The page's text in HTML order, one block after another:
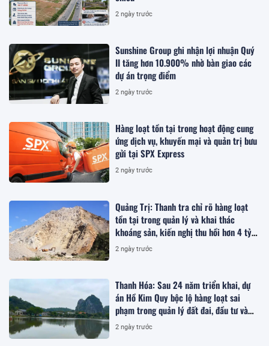
2 ngày trước
Sunshine Group ghi nhận lợi nhuận Quý
II tăng hơn 10.900% nhờ bàn giao các
dự án trọng điểm
2 ngày trước
Hàng loạt tồn tại trong hoạt động cung
ứng dịch vụ, khuyến mại và quản trị bưu
gửi tại SPX Express
2 ngày trước
Quảng Trị: Thanh tra chỉ rõ hàng loạt
tồn tại trong quản lý và khai thác
khoáng sản, kiến nghị thu hồi hơn 4 tỷ
đồng
2 ngày trước
Thanh Hóa: Sau 24 năm triển khai, dự
án Hồ Kim Quy bộc lộ hàng loạt sai
phạm trong quản lý đất đai, đầu tư và
quy hoạch
2 ngày trước